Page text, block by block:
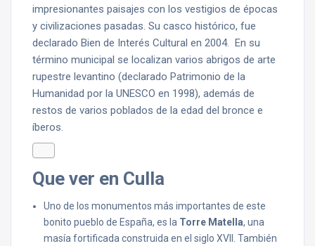
impresionantes paisajes con los vestigios de épocas
y civilizaciones pasadas. Su casco histórico, fue
declarado Bien de Interés Cultural en 2004. En su
término municipal se localizan varios abrigos de arte
rupestre levantino (declarado Patrimonio de la
Humanidad por la UNESCO en 1998), además de
restos de varios poblados de la edad del bronce e
íberos.
Que ver en Culla
Uno de los monumentos más importantes de este
bonito pueblo de España, es la Torre Matella, una
masía fortificada construida en el siglo XVII. También